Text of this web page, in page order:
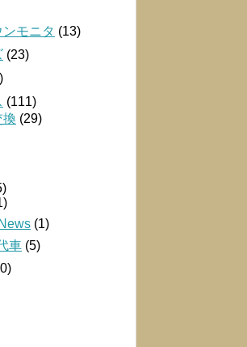
モニタ (13)
(23)
(111)
換 (29)
(1)
車 (5)